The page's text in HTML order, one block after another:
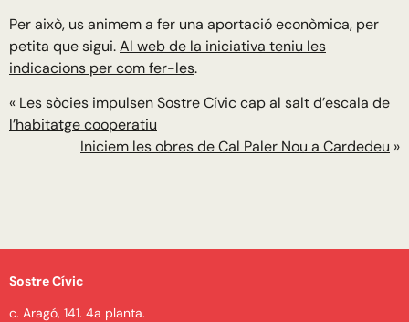
Per això, us animem a fer una aportació econòmica, per
petita que sigui.Al web de la iniciativa teniu les
indicacions per com fer-les.
« Les sòcies impulsen Sostre Cívic cap al salt d’escala de
l’habitatge cooperatiu
Iniciem les obres de Cal Paler Nou a Cardedeu »
Sostre Cívic
c. Aragó, 141. 4a planta.